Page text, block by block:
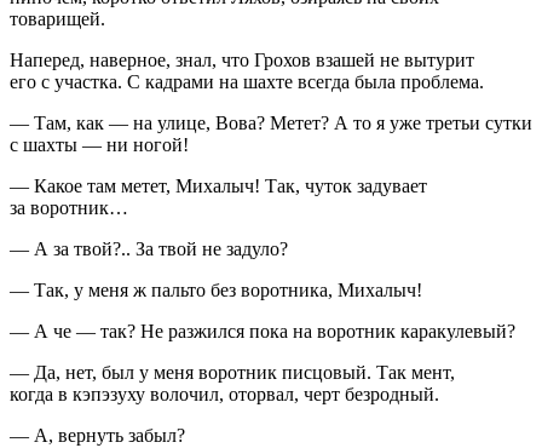
товарищей.
Наперед, наверное, знал, что Грохов взашей не вытурит
его с участка. С кадрами на шахте всегда была проблема.
— Там, как — на улице, Вова? Метет? А то я уже третьи сутки
с шахты — ни ногой!
— Какое там метет, Михалыч! Так, чуток задувает
за воротник…
— А за твой?.. За твой не задуло?
— Так, у меня ж пальто без воротника, Михалыч!
— А че — так? Не разжился пока на воротник каракулевый?
— Да, нет, был у меня воротник писцовый. Так мент,
когда в кэпэзуху волочил, оторвал, черт безродный.
— А, вернуть забыл?